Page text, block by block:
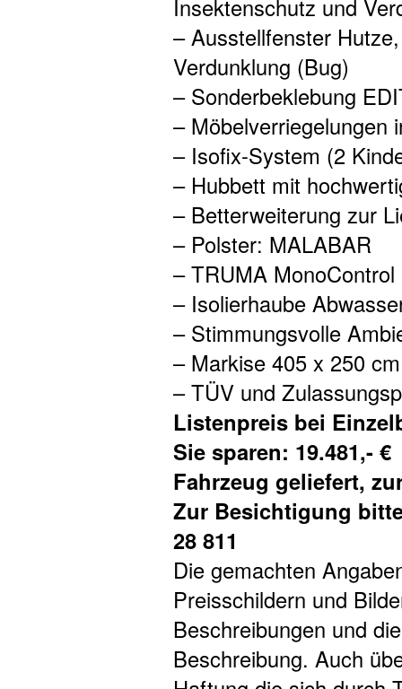
Insektenschutz und
– Ausstellfenster
Verdunklung (Bug)
– Sonderbeklebung
– Möbelverriegelungen
– Isofix-System (2
– Hubbett mit
– Betterweiterung zur
– Polster: MALABAR
– TRUMA
– Isolierhaube
– Stimmungsvolle
– Markise 405 x 250
– TÜV und
Listenpreis bei
Sie sparen: 19.481,- €
Fahrzeug geliefert,
Zur Besichtigung
28 811
Die gemachten
Preisschildern und
Beschreibungen und
Beschreibung. Auch